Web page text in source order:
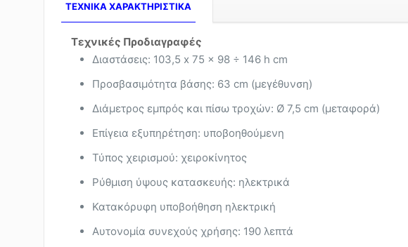
TEXNIKA ΧΑΡΑΚΤΗΡΙΣΤΙΚΑ
Τεχνικές Προδιαγραφές
Διαστάσεις: 103,5 x 75 x 98 ÷ 146 h cm
Προσβασιμότητα βάσης: 63 cm (μεγέθυνση)
Διάμετρος εμπρός και πίσω τροχών: Ø 7,5 cm (μεταφορά)
Επίγεια εξυπηρέτηση: υποβοηθούμενη
Τύπος χειρισμού: χειροκίνητος
Ρύθμιση ύψους κατασκευής: ηλεκτρικά
Κατακόρυφη υποβοήθηση ηλεκτρική
Αυτονομία συνεχούς χρήσης: 190 λεπτά